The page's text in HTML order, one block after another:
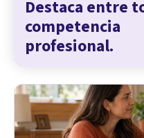
Destaca entre
competencia
profesional.